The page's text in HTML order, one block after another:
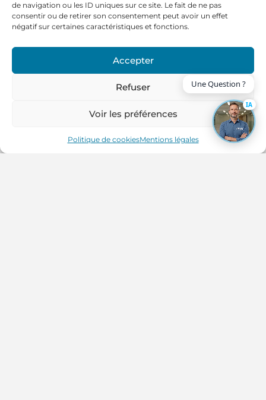
de navigation ou les ID uniques sur ce site. Le fait de ne pas
consentir ou de retirer son consentement peut avoir un effet
négatif sur certaines caractéristiques et fonctions.
Accepter
Refuser
Voir les préférences
Politique de cookiesMentions légales
IA